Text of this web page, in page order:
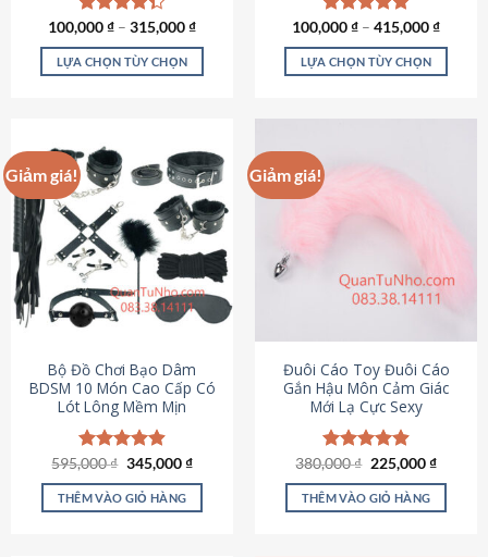
phẩm
Được xếp
hạng4.33
5 sao
100,000₫ – 315,000₫
LỰA CHỌN TÙY CHỌN
có
nhiều
biến
thể.
Các
tùy
chọn
có
chọn
trên
trang
sản
phẩm
Được xếp
hạng4.94
5 sao
100,000₫ – 415,000₫
LỰA CHỌN TÙY CHỌN
biến
thể.
chọn
chọn
trên
trang
sản
phẩm
Giảm giá!
Bộ Đồ Chơi Bạo Dâm
BDSM 10 Món Cao Cấp Có
Lót Lông Mềm Mịn
Được xếp
hạng4.88
5 sao
595,000₫ Giá
là:
595,000 ₫.
345,000₫Giá
tại
THÊM VÀO GIỎ HÀNG
Giảm giá!
Đuôi Cáo Toy Đuôi Cáo
Gắn Hậu Môn Cảm Giác
Mới Lạ Cực Sexy
Được xếp
hạng4.88
5 sao
380,000₫ Giá
là:
380,000 ₫.
225,000₫Giá
tại
THÊM VÀO GIỎ HÀNG